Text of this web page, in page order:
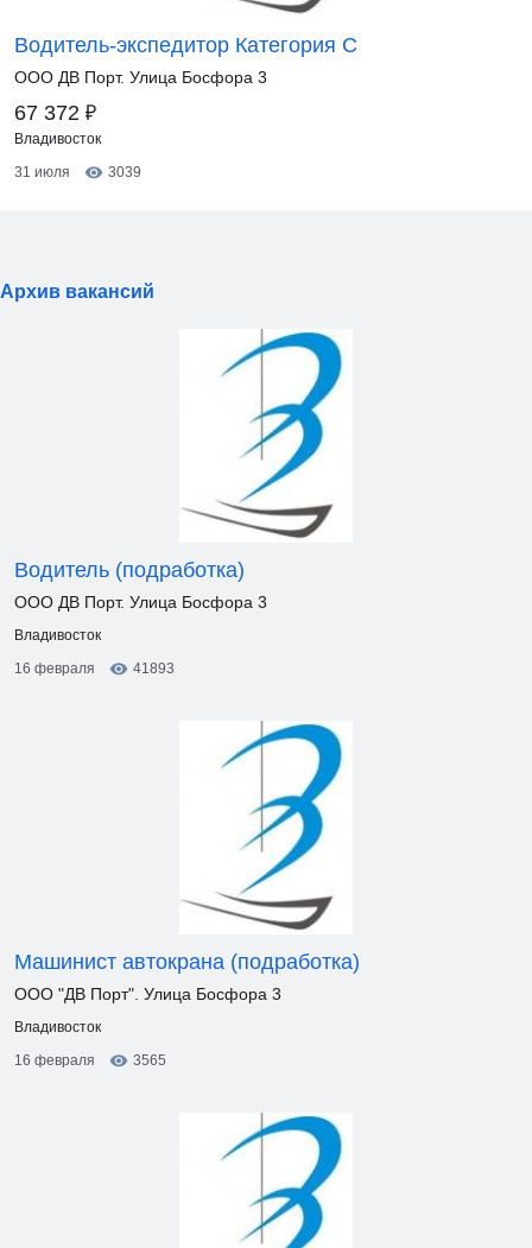
Водитель-экспедитор Категория С
ООО ДВ Порт. Улица Босфора 3
67 372 ₽
Владивосток
31 июля
3039
Архив вакансий
Водитель (подработка)
ООО ДВ Порт. Улица Босфора 3
Владивосток
16 февраля
41893
Машинист автокрана (подработка)
ООО "ДВ Порт". Улица Босфора 3
Владивосток
16 февраля
3565